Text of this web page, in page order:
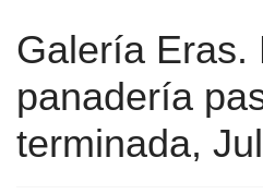
Galería Eras.
panadería
terminada,